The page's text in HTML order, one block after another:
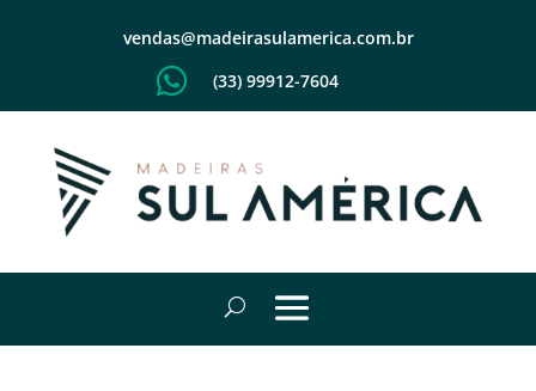
vendas@madeirasulamerica.com.br
 (33) 99912-7604